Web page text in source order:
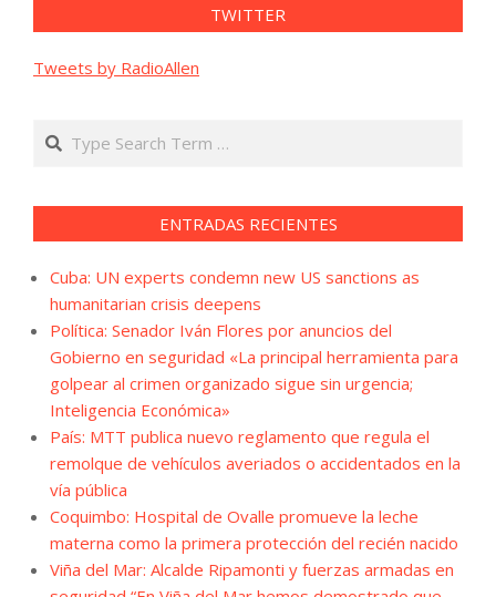
TWITTER
Tweets by RadioAllen
Search
ENTRADAS RECIENTES
Cuba: UN experts condemn new US sanctions as
humanitarian crisis deepens
Política: Senador Iván Flores por anuncios del
Gobierno en seguridad «La principal herramienta para
golpear al crimen organizado sigue sin urgencia;
Inteligencia Económica»
País: MTT publica nuevo reglamento que regula el
remolque de vehículos averiados o accidentados en la
vía pública
Coquimbo: Hospital de Ovalle promueve la leche
materna como la primera protección del recién nacido
Viña del Mar: Alcalde Ripamonti y fuerzas armadas en